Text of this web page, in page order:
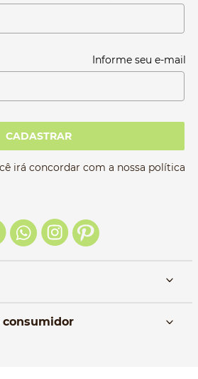
Informe seu e-mail
CADASTRAR
irá concordar com a nossa política